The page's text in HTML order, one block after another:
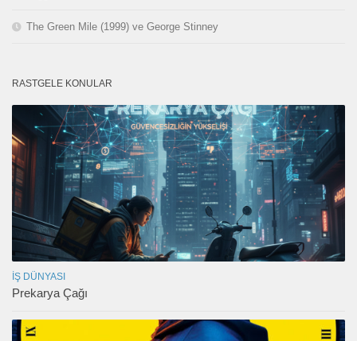
The Green Mile (1999) ve George Stinney
RASTGELE KONULAR
İŞ DÜNYASI
Prekarya Çağı